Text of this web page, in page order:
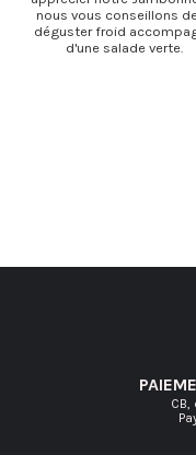
nous vous conseillons
déguster froid
d'une salade verte.